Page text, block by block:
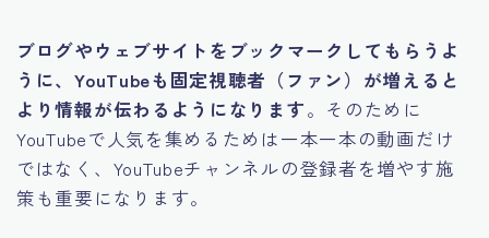
ブログやウェブサイトをブックマークしてもらうよ
うに、YouTubeも固定視聴者（ファン）が増えると
より情報が伝わるようになります。そのために
YouTubeで人気を集めるためは一本一本の動画だけ
ではなく、YouTubeチャンネルの登録者を増やす施
策も重要になります。